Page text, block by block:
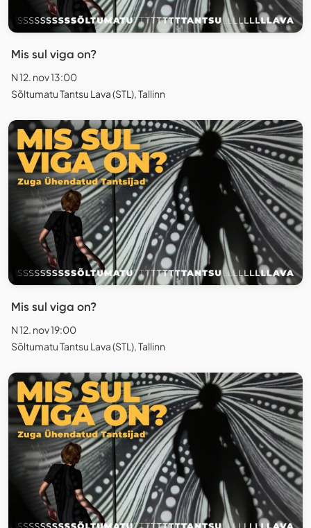
Mis sul viga on?
N 12. nov 13:00
Sõltumatu Tantsu Lava (STL), Tallinn
Mis sul viga on?
N 12. nov 19:00
Sõltumatu Tantsu Lava (STL), Tallinn